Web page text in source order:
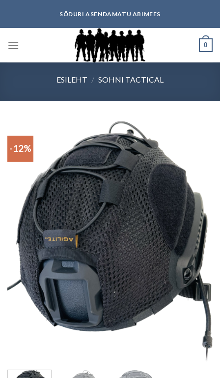
content
SÕDURI ASENDAMATU ABIMEES
0
ESILEHT / SOHNI TACTICAL
-12%